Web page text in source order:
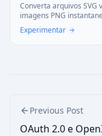
Converta arquivos SVG
imagens PNG
escala (1x-4x) e opções
privado—processado no
Experimentar
Previous Post
OAuth 2.0 e